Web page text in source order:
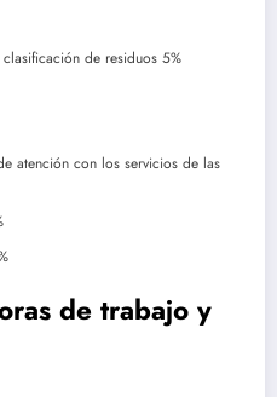
de residuos 5%
atención con los servicios de las
de trabajo y